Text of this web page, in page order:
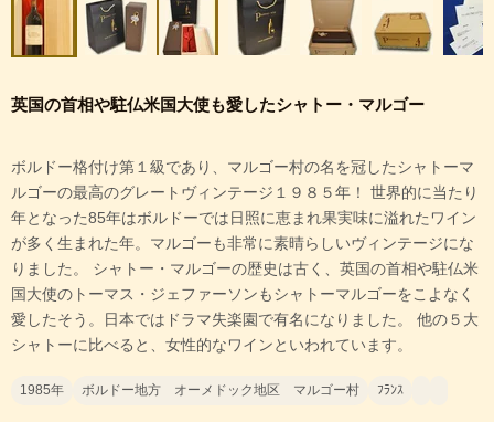
英国の首相や駐仏米国大使も愛したシャトー・マルゴー
ボルドー格付け第１級であり、マルゴー村の名を冠したシャトーマ
ルゴーの最高のグレートヴィンテージ１９８５年！ 世界的に当たり
年となった85年はボルドーでは日照に恵まれ果実味に溢れたワイン
が多く生まれた年。マルゴーも非常に素晴らしいヴィンテージにな
りました。 シャトー・マルゴーの歴史は古く、英国の首相や駐仏米
国大使のトーマス・ジェファーソンもシャトーマルゴーをこよなく
愛したそう。日本ではドラマ失楽園で有名になりました。 他の５大
シャトーに比べると、女性的なワインといわれています。
1985年 ボルドー地方 オーメドック地区 マルゴー村 ﾌﾗﾝｽ